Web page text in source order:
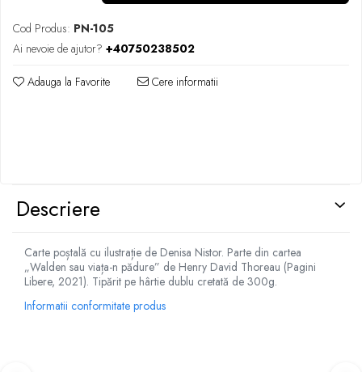
Cod Produs: PN-105
Ai nevoie de ajutor? +40750238502
Adauga la Favorite Cere informatii
Descriere
Carte poștală cu ilustrație de Denisa Nistor. Parte din cartea
„Walden sau viața-n pădure” de Henry David Thoreau (Pagini
Libere, 2021). Tipărit pe hârtie dublu cretată de 300g.
Informatii conformitate produs